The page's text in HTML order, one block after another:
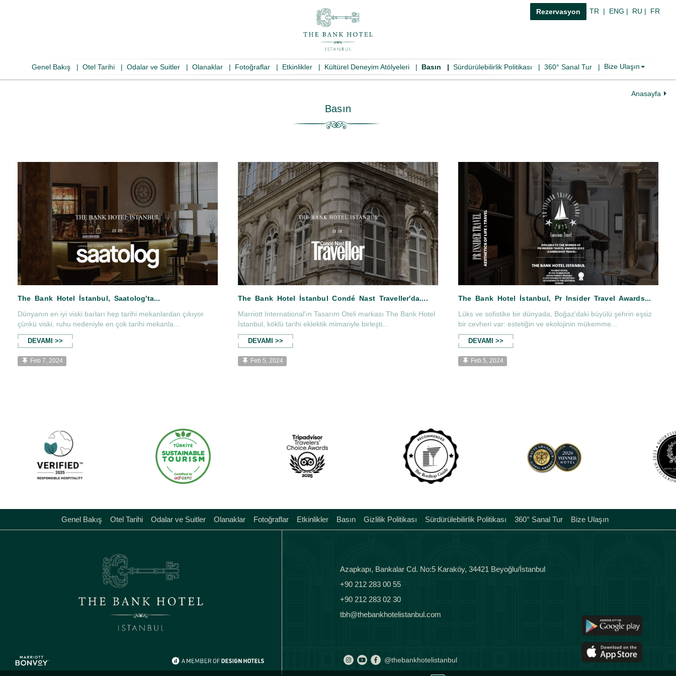
Rezervasyon TR | ENG | RU | FR
Genel Bakış | Otel Tarihi | Odalar ve Suitler | Olanaklar | Fotoğraflar | Etkinlikler | Kültürel Deneyim Atölyeleri | Basın | Sürdürülebilirlik Politikası | 360° Sanal Tur | Bize Ulaşın
Anasayfa
The Bank Hotel İstanbul, Saatolog'ta...
Dünyanın en iyi viski barları hep tarihi mekanlardan çıkıyor
çünkü viski, ruhu nedeniyle en çok tarihi mekanla...
DEVAMI >>
Feb 7, 2024
The Bank Hotel İstanbul Condé Nast Traveller'da....
Marriott International'ın Tasarım Oteli markası The Bank Hotel
İstanbul, köklü tarihi eklektik mimariyle birleşti...
DEVAMI >>
Feb 5, 2024
Lüks ve sofistike bir dünyada, Boğaz'daki büyülü şehrin eşsiz
bir cevheri var: estetiğin ve ekolojinin mükemme...
DEVAMI >>
Feb 5, 2024
Genel Bakış Otel Tarihi Odalar ve Suitler Olanaklar Fotoğraflar Etkinlikler Basın Gizlilik Politikası Sürdürülebilirlik Politikası 360° Sanal Tur Bize Ulaşın
Azapkapı, Bankalar Cd. No:5 Karaköy, 34421 Beyoğlu/İstanbul
+90 212 283 00 55
+90 212 283 02 30
tbh@thebankhotelistanbul.com
@thebankhotelistanbul